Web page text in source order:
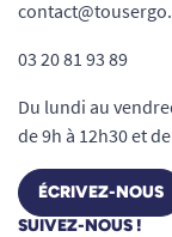
03 20 81 93 89
Du lundi au
de 9h à 12h30 et
ÉCRIVEZ-NOUS
SUIVEZ-NOUS !